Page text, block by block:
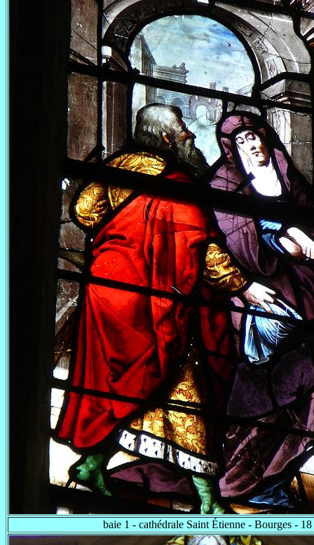
baie 1 - cathédrale Saint Étienne - Bourges -